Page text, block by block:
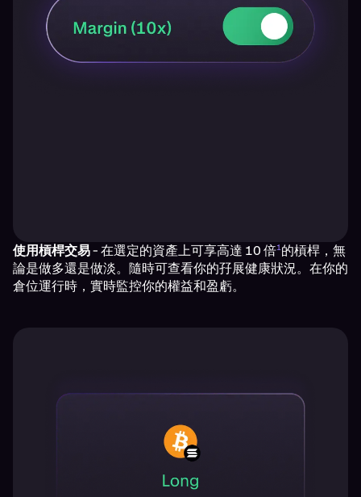
使用槓桿交易- 在選定的資產上可享高達 10 倍1的槓桿，無
論是做多還是做淡。隨時可查看你的孖展健康狀況。在你的
倉位運行時，實時監控你的權益和盈虧。